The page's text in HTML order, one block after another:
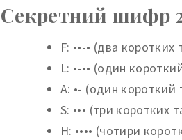
Секретний шифр
F: ••-• (два
L: •-•• (один
A: •- (один короткий
S: ••• (три коротких
H: •••• (чотири